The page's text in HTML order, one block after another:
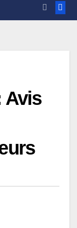
Avis